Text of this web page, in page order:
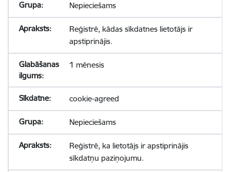
Nepieciešams
Reģistrē, kādas sīkdatnes lietotājs ir
apstiprinājis.
1 mēnesis
cookie-agreed
Nepieciešams
Reģistrē, ka lietotājs ir apstiprinājis
sīkdatņu paziņojumu.